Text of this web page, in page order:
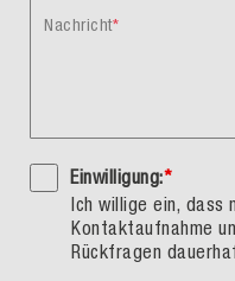
Nachricht
Einwilligung:*
Ich willige ein, dass
Kontaktaufnahme
Rückfragen